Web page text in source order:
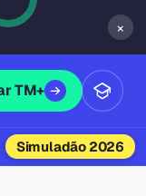
×
TM+
Simuladão 2026